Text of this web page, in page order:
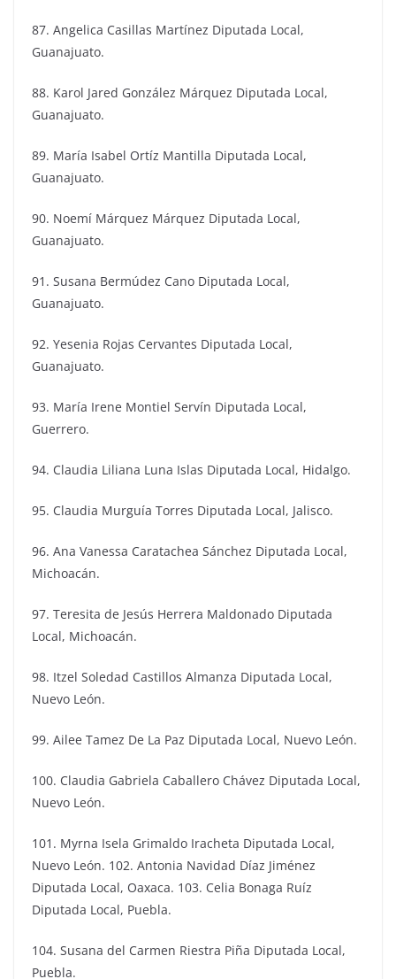
87. Angelica Casillas Martínez Diputada Local,
Guanajuato.
88. Karol Jared González Márquez Diputada Local,
Guanajuato.
89. María Isabel Ortíz Mantilla Diputada Local,
Guanajuato.
90. Noemí Márquez Márquez Diputada Local,
Guanajuato.
91. Susana Bermúdez Cano Diputada Local,
Guanajuato.
92. Yesenia Rojas Cervantes Diputada Local,
Guanajuato.
93. María Irene Montiel Servín Diputada Local,
Guerrero.
94. Claudia Liliana Luna Islas Diputada Local, Hidalgo.
95. Claudia Murguía Torres Diputada Local, Jalisco.
96. Ana Vanessa Caratachea Sánchez Diputada Local,
Michoacán.
97. Teresita de Jesús Herrera Maldonado Diputada
Local, Michoacán.
98. Itzel Soledad Castillos Almanza Diputada Local,
Nuevo León.
99. Ailee Tamez De La Paz Diputada Local, Nuevo León.
100. Claudia Gabriela Caballero Chávez Diputada Local,
Nuevo León.
101. Myrna Isela Grimaldo Iracheta Diputada Local,
Nuevo León. 102. Antonia Navidad Díaz Jiménez
Diputada Local, Oaxaca. 103. Celia Bonaga Ruíz
Diputada Local, Puebla.
104. Susana del Carmen Riestra Piña Diputada Local,
Puebla.